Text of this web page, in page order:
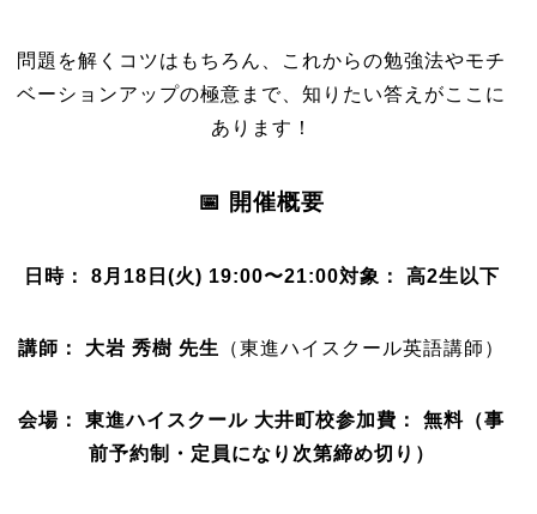
問題を解くコツはもちろん、これからの勉強法やモチ
ベーションアップの極意まで、知りたい答えがここに
あります！
📅 開催概要
日時： 8月18日(火) 19:00〜21:00対象： 高2生以下
講師： 大岩 秀樹 先生 （東進ハイスクール英語講師）
会場： 東進ハイスクール 大井町校参加費：
無料（事
前予約制・定員になり次第締め切り）